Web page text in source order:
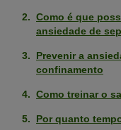
Como é que
ansiedade de
Prevenir a
confinamento
Como treinar o
Por quanto